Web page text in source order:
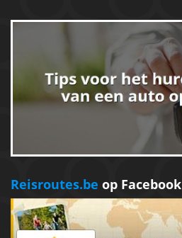
Reisroutes.be op Facebook